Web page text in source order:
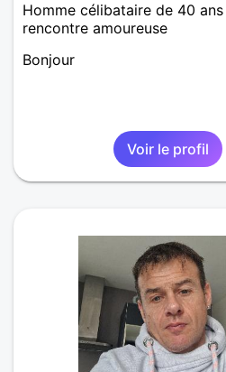
Homme célibataire de 40
rencontre amoureuse
Bonjour
Voir le profil